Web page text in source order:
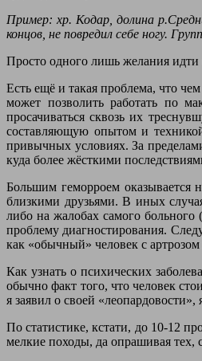
Пример: хр. Кодар, долина
концов, не повредил себе ногу.
Просто одного лишь желания
Есть ещё и такая проблема, что
может позволить работать по
просачиваться сквозь их
составляющую опытом и
привычных условиях. За
куда более жёсткими
Большим геморроем оказывается
близкими друзьями. В иных
либо на жалобах самого
проблему диагностирования.
как «обычный» человек с
Как узнать о психических
обычно факт того, что человек
я заявил о своей
По статистике, кстати, до 10-12
мелкие походы, да опрашивая тех,